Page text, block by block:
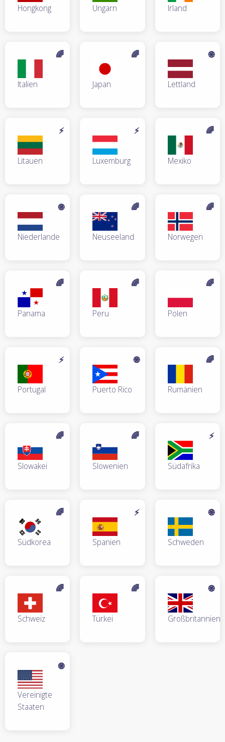
Hongkong Ungarn Irland
Italien
🌈
Japan
🌈
Lettland
🌐
Litauen
⚡
Luxemburg
⚡
Mexiko
🌈
Niederlande
🌐
Neuseeland
🌈
Norwegen
🌈
Panama
🌈
Peru
🌈
Polen
🌈
Portugal
⚡
Puerto Rico
🌐
Rumänien
🌈
Slowakei
🌈
Slowenien
🌈
Südafrika
⚡
Südkorea
🌈
Spanien
⚡
Schweden
🌐
Schweiz
🌈
Türkei
🌈
Großbritannien
🌐
Vereinigte
Staaten
🌐